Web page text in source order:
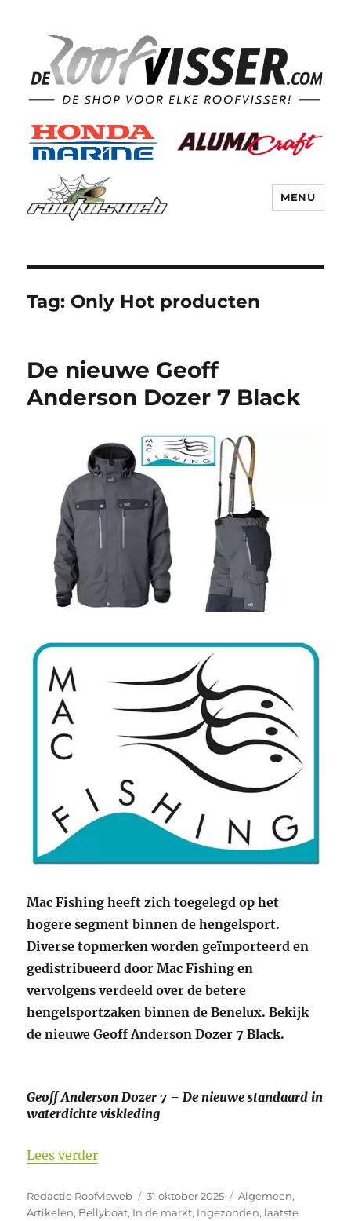
MENU
Tag: Only Hot producten
De nieuwe Geoff
Anderson Dozer 7 Black
Mac Fishing heeft zich toegelegd op het
hogere segment binnen de hengelsport.
Diverse topmerken worden geïmporteerd en
gedistribueerd door Mac Fishing en
vervolgens verdeeld over de betere
hengelsportzaken binnen de Benelux. Bekijk
de nieuwe Geoff Anderson Dozer 7 Black.
Geoff Anderson Dozer 7 – De nieuwe standaard in
waterdichte viskleding
Lees verder“De nieuwe Geoff Anderson Dozer 7
Auteur
Redactie Roofvisweb
Geplaatst
op
31 oktober 2025 Categorieën
Algemeen,
Artikelen, Bellyboat, In de markt, Ingezonden, laatste